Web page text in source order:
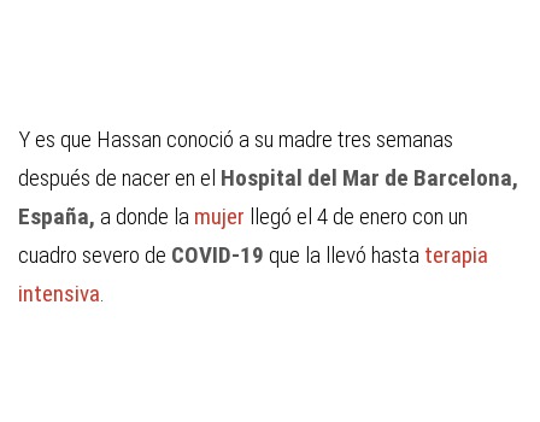
Y es que Hassan conoció a su madre tres semanas
después de nacer en el Hospital del Mar de Barcelona,
España, a donde la mujer llegó el 4 de enero con un
cuadro severo de COVID-19 que la llevó hasta terapia
intensiva.